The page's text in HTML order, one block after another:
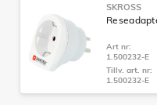
SKROSS
Art nr:
1.500232-E
Tillv. art. nr:
1.500232-E